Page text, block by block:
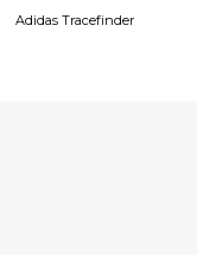
Adidas Tracefinder